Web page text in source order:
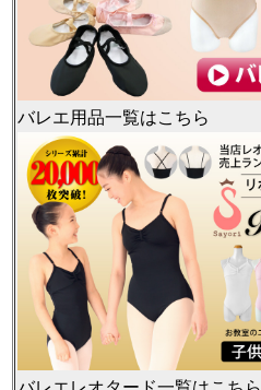
バレエ用品一覧はこちら